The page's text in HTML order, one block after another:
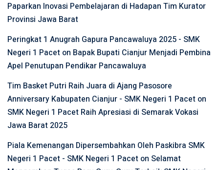
Paparkan Inovasi Pembelajaran di Hadapan Tim Kurator
Provinsi Jawa Barat
Peringkat 1 Anugrah Gapura Pancawaluya 2025 - SMK
Negeri 1 Pacet on Bapak Bupati Cianjur Menjadi Pembina
Apel Penutupan Pendikar Pancawaluya
Tim Basket Putri Raih Juara di Ajang Pasosore
Anniversary Kabupaten Cianjur - SMK Negeri 1 Pacet on
SMK Negeri 1 Pacet Raih Apresiasi di Semarak Vokasi
Jawa Barat 2025
Piala Kemenangan Dipersembahkan Oleh Paskibra SMK
Negeri 1 Pacet - SMK Negeri 1 Pacet on Selamat